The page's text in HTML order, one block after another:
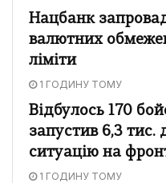
Нацбанк
валютних
ліміти
1 ГОДИНУ ТОМУ
Відбулось 170
запустив 6,3 тис.
ситуацію на
1 ГОДИНУ ТОМУ